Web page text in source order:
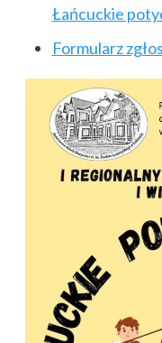
Łańcuckie
Formularz